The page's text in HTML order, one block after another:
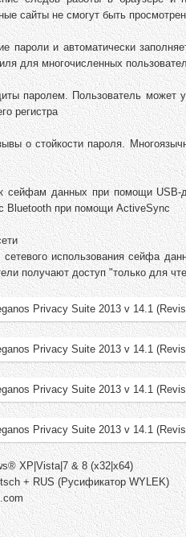
сайты не смогут быть
пароли и автоматически
для многочисленных
паролем. Пользователь может
регистра
о стойкости пароля.
сейфам данных при помощи USB-
Bluetooth при помощи ActiveSync
использования сейфа
получают доступ "только для
XP|Vista|7 & 8 (x32|x64)
+ RUS (Русификатор WYLEK)